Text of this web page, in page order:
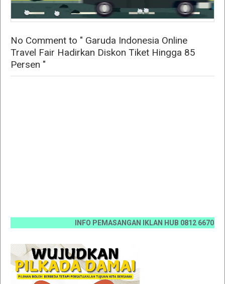
No Comment to " Garuda Indonesia Online
Travel Fair Hadirkan Diskon Tiket Hingga 85
Persen "
INFO PEMASANGAN IKLAN HUB 0812 6670